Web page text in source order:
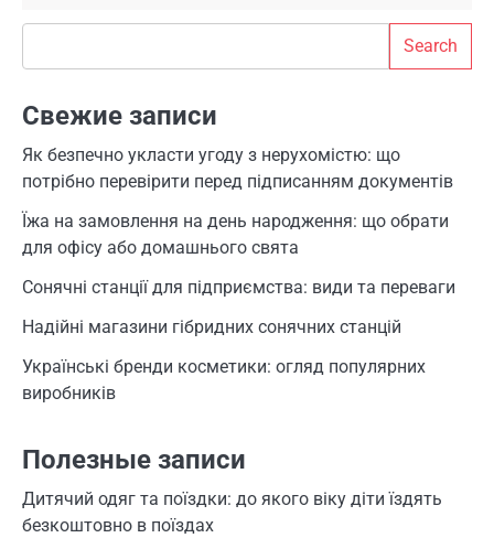
Search
Свежие записи
Як безпечно укласти угоду з нерухомістю: що
потрібно перевірити перед підписанням документів
Їжа на замовлення на день народження: що обрати
для офісу або домашнього свята
Сонячні станції для підприємства: види та переваги
Надійні магазини гібридних сонячних станцій
Українські бренди косметики: огляд популярних
виробників
Полезные записи
Дитячий одяг та поїздки: до якого віку діти їздять
безкоштовно в поїздах